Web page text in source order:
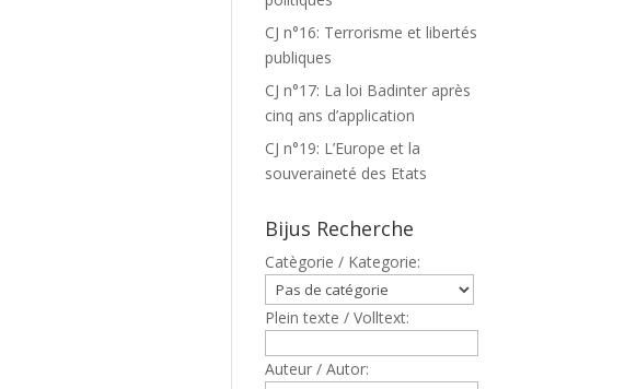
CJ n°16: Terrorisme et libertés
publiques
CJ n°17: La loi Badinter après
cinq ans d’application
CJ n°19: L’Europe et la
souveraineté des Etats
Bijus Recherche
Catègorie / Kategorie:
Plein texte / Volltext:
Auteur / Autor: